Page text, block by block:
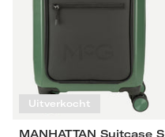
Uitverkocht
MANHATTAN Suitcase S